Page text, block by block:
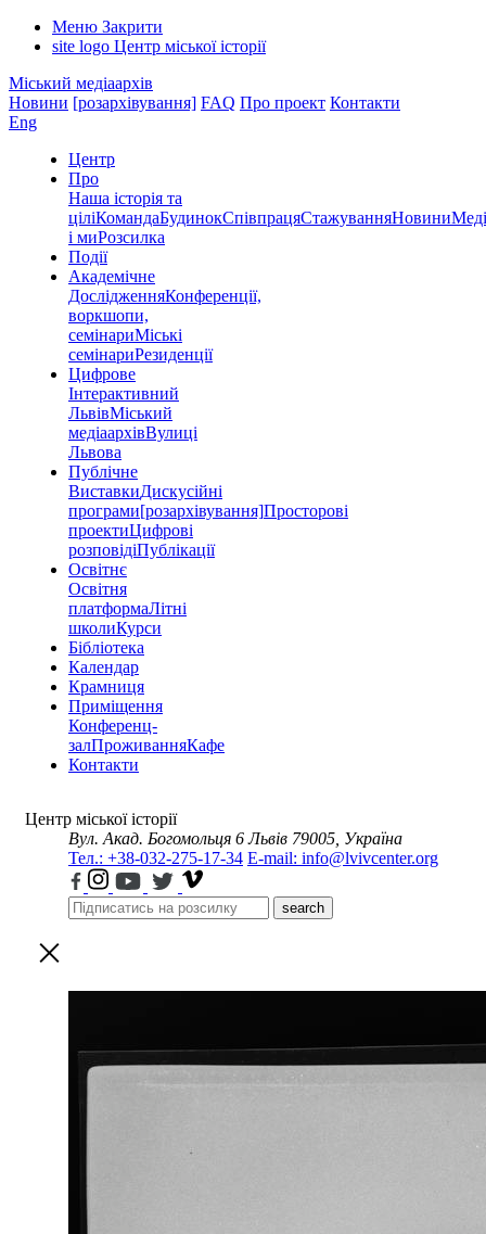
Меню Закрити
site logo Центр міської історії
Міський медіаархів
Новини [розархівування] FAQ Про проект Контакти
Eng
Центр
Про
Наша історія та
ціліКомандаБудинокСпівпрацяСтажуванняНовини
і миРозсилка
Події
Академічне
ДослідженняКонференції,
воркшопи,
семінариМіські
семінариРезиденції
Цифрове
Інтерактивний
ЛьвівМіський
медіаархівВулиці
Львова
Публічне
ВиставкиДискусійні
програми[розархівування]Просторові
проектиЦифрові
розповідіПублікації
Освітнє
Освітня
платформаЛітні
школиКурси
Бібліотека
Календар
Крамниця
Приміщення
Конференц-
залПроживанняКафе
Контакти
Центр міської історії
Вул. Акад. Богомольця 6 Львів 79005, Україна
Тел.: +38-032-275-17-34 E-mail: info@lvivcenter.org
search